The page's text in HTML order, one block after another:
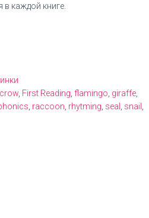
в каждой книге.
crow First Reading flamingo giraffe
raccoon rhytming seal snail